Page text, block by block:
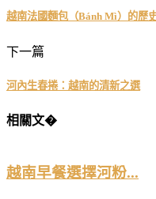
越南法國麵包（Bánh Mì）的歷
下一篇
河內生春捲：越南的清新之選
相關文�
越南早餐選擇河粉...